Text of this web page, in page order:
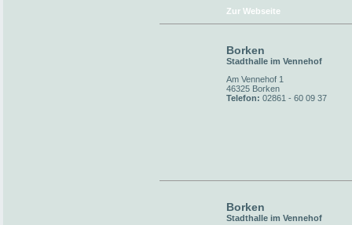
Zur Webseite
Borken
Stadthalle im Vennehof
Am Vennehof 1
46325 Borken
Telefon: 02861 - 60 09 37
Borken
Stadthalle im Vennehof